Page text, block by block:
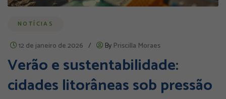
NOTÍCIAS
12 de janeiro de 2026 / By Priscilla Moraes
Verão e sustentabilidade:
cidades litorâneas sob pressão